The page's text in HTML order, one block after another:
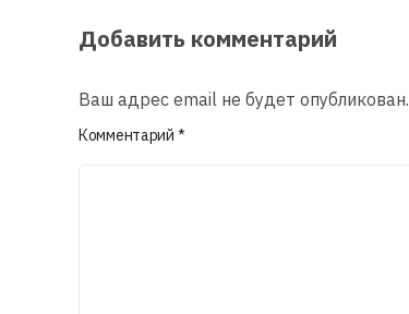
Добавить комментарий
Ваш адрес email не будет опубликован.
Комментарий *